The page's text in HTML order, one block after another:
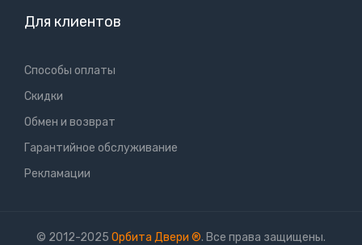
Для клиентов
Способы оплаты
Скидки
Обмен и возврат
Гарантийное обслуживание
Рекламации
© 2012-2025 Орбита Двери ®. Все права защищены.